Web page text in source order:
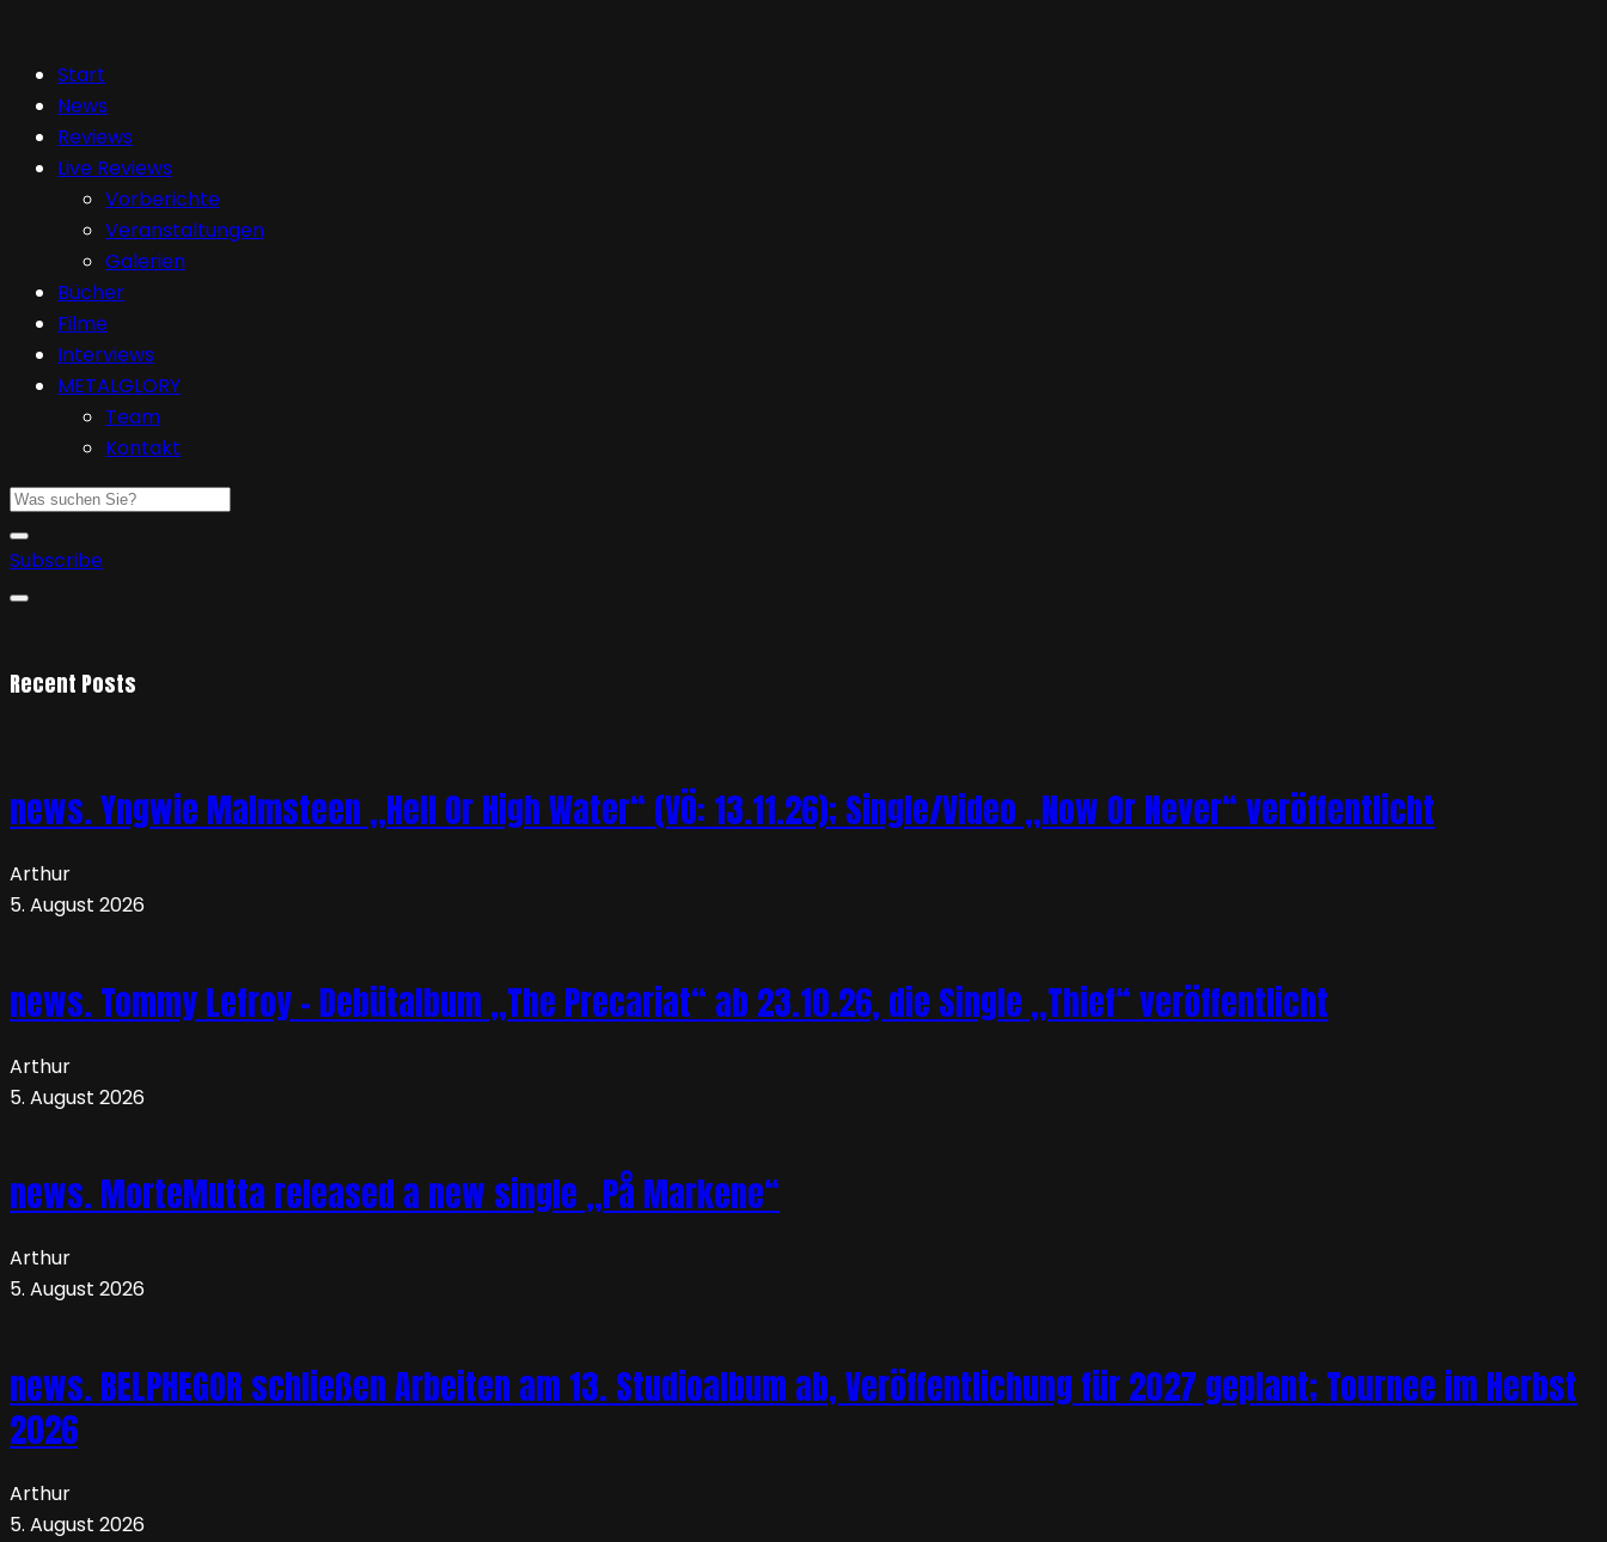
Start
News
Reviews
Live Reviews
Vorberichte
Veranstaltungen
Galerien
Bücher
Filme
Interviews
METALGLORY
Team
Kontakt
Subscribe
Recent Posts
news. Yngwie Malmsteen „Hell Or High Water“ (VÖ: 13.11.26); Single/Video „Now Or Never“ veröffentlicht
Arthur
5. August 2026
news. Tommy Lefroy – Debütalbum „The Precariat“ ab 23.10.26, die Single „Thief“ veröffentlicht
Arthur
5. August 2026
news. MorteMutta released a new single „På Markene“
Arthur
5. August 2026
news. BELPHEGOR schließen Arbeiten am 13. Studioalbum ab, Veröffentlichung für 2027 geplant; Tournee im Herbst
2026
Arthur
5. August 2026